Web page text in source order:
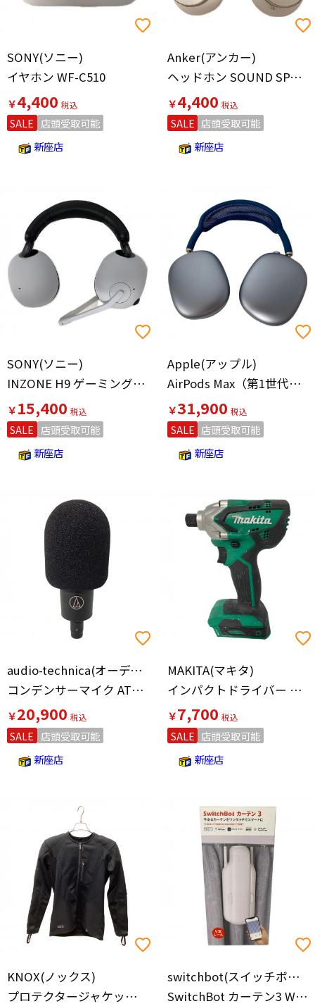
SONY(ソニー)
イヤホン WF-C510
￥4,400
SALE 店頭受取可能
新座店
Anker(アンカー)
ヘッドホン SOUND SPACE ONE ベージュ
￥4,400
SALE 店頭受取可能
新座店
SONY(ソニー)
INZONE H9 ゲーミングヘッドセット WH-G900N
￥15,400
SALE 店頭受取可能
新座店
Apple(アップル)
AirPods Max（第1世代） A2096 ブルー 使用感有
￥31,900
SALE 店頭受取可能
新座店
audio-technica(オーディオテクニカ)
コンデンサーマイク AT4040
￥20,900
SALE 店頭受取可能
新座店
MAKITA(マキタ)
インパクトドライバー MTD001D
￥7,700
SALE 店頭受取可能
新座店
KNOX(ノックス)
プロテクタージャケット メンズ SIZE L ブラック
switchbot(スイッチボット)
SwitchBot カーテン3 W2400000